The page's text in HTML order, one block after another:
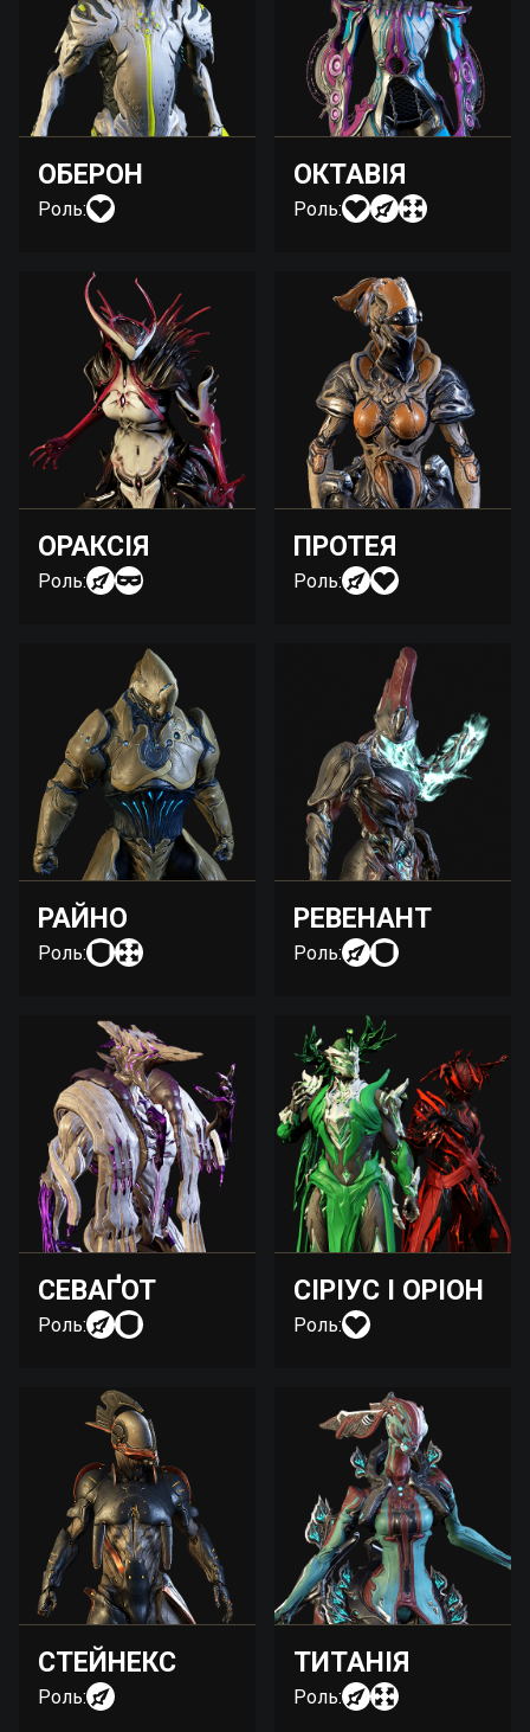
ОБЕРОН
Роль:
ОКТАВІЯ
Роль:
ОРАКСІЯ
Роль:
ПРОТЕЯ
Роль:
РАЙНО
Роль:
РЕВЕНАНТ
Роль:
СЕВАҐОТ
Роль:
СІРІУС І ОРІОН
Роль:
СТЕЙНЕКС
Роль:
ТИТАНІЯ
Роль: